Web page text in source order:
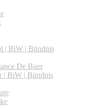
| BiW | Bündnis
De Buer
| BiW | Bündnis